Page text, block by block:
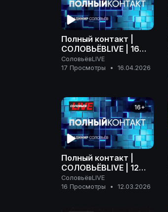
Полный контакт |
СОЛОВЬЁВLIVE | 16
апреля 2026 года
СоловьёвLIVE
17 Просмотры
• 16.04.2026
16+
Полный контакт |
СОЛОВЬЁВLIVE | 12
марта 2026 года
СоловьёвLIVE
16 Просмотры
• 12.03.2026